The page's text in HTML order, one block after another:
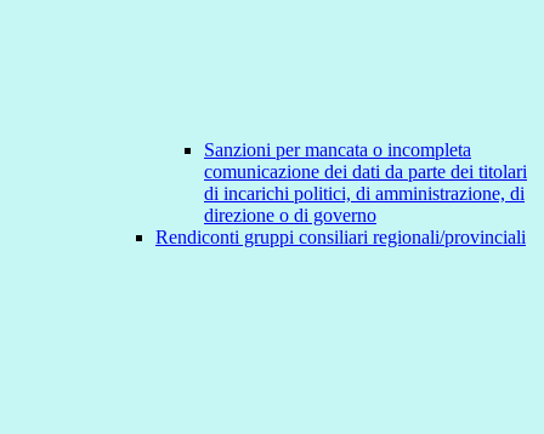
Sanzioni per mancata o incompleta
comunicazione dei dati da parte dei titolari
di incarichi politici, di amministrazione, di
direzione o di governo
Rendiconti gruppi consiliari regionali/provinciali